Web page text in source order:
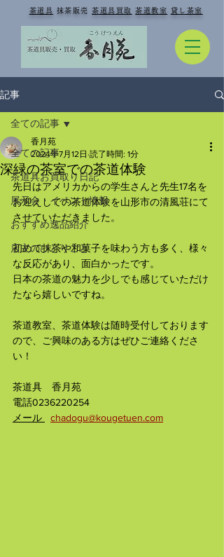
茶道具 抹茶販売茶道具買取 茶道教室 貸し茶室
記事
全ての記事
茶道具お買取り日記
展示会・イベント情報
おすすめ逸品紹介
店主のひとりごと
全ての記事
深緑の茶室での茶道体験
香月苑
2024年7月12日 読了時間: 1分
先日はアメリカからの学生さんと先生17名を
お迎えしての茶道体験を山形市の清風荘にて
させていただきました。
初めて抹茶や和菓子を味わう方も多く、様々
な反応があり、面白かったです。
日本の茶道の魅力を少しでも感じていただけ
たなら嬉しいですね。
茶道教室、茶道体験は随時受付しております
ので、ご興味のある方はぜひご連絡くださ
い！
茶道具　香月苑
電話0236220254
メール
chadogu@kougetuen.com